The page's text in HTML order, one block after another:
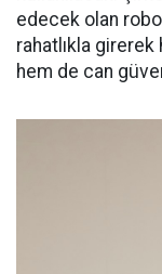
edecek olan
rahatlıkla
hem de can